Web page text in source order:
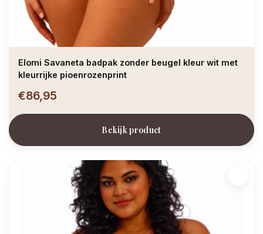
Elomi Savaneta badpak zonder beugel kleur wit met
kleurrijke pioenrozenprint
€86,95
Bekijk product